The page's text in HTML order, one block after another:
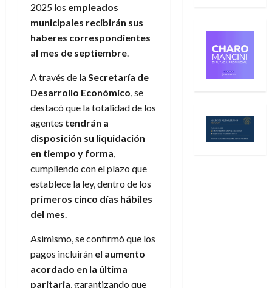
2025 los empleados
municipales recibirán sus
haberes correspondientes
al mes de septiembre
A través de la Secretaría de
Desarrollo Económico , se
destacó que la totalidad de los
agentes tendrán a
disposición su liquidación
en tiempo y forma
cumpliendo con el plazo que
establece la ley, dentro de los
primeros cinco días hábiles
del mes
Asimismo, se confirmó que los
pagos incluirán el aumento
acordado en la última
paritaria , garantizando que